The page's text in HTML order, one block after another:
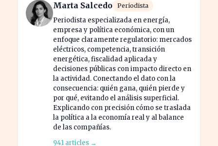
Marta Salcedo Periodista
Periodista especializada en energía,
empresa y política económica, con un
enfoque claramente regulatorio: mercados
eléctricos, competencia, transición
energética, fiscalidad aplicada y
decisiones públicas con impacto directo en
la actividad. Conectando el dato con la
consecuencia: quién gana, quién pierde y
por qué, evitando el análisis superficial.
Explicando con precisión cómo se traslada
la política a la economía real y al balance
de las compañías.
941 articles →